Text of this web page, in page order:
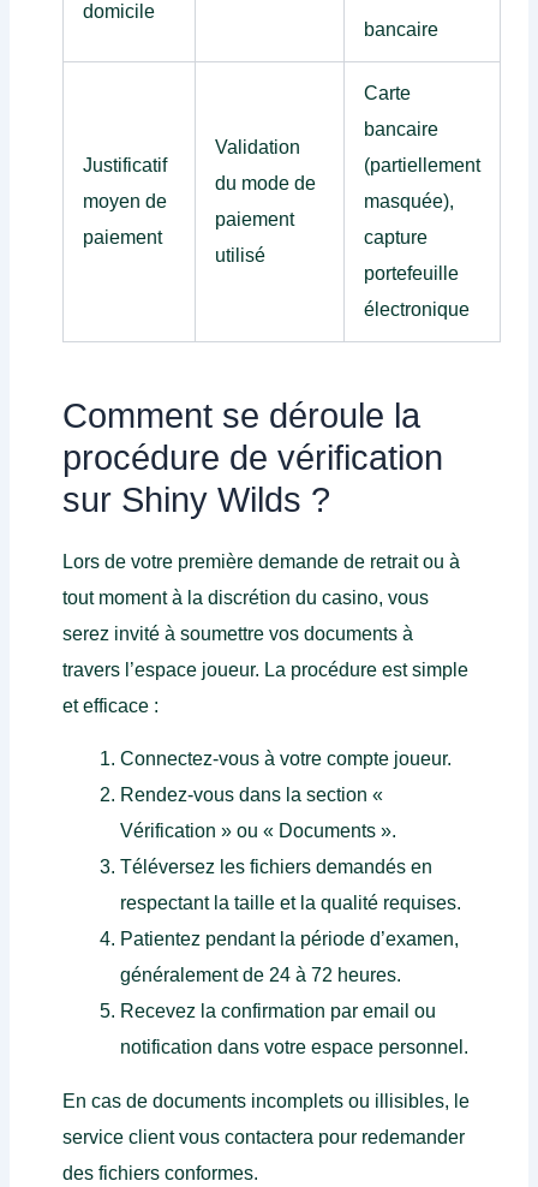
domicile
bancaire
Justificatif
moyen de
paiement
Validation
du mode de
paiement
utilisé
Carte
bancaire
(partiellement
masquée),
capture
portefeuille
électronique
Comment se déroule la
procédure de vérification
sur Shiny Wilds ?
Lors de votre première demande de retrait ou à
tout moment à la discrétion du casino, vous
serez invité à soumettre vos documents à
travers l’espace joueur. La procédure est simple
et efficace :
Connectez-vous à votre compte joueur.
Rendez-vous dans la section «
Vérification » ou « Documents ».
Téléversez les fichiers demandés en
respectant la taille et la qualité requises.
Patientez pendant la période d’examen,
généralement de 24 à 72 heures.
Recevez la confirmation par email ou
notification dans votre espace personnel.
En cas de documents incomplets ou illisibles, le
service client vous contactera pour redemander
des fichiers conformes.